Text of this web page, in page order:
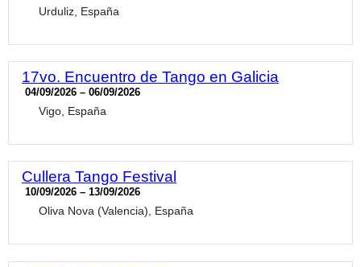
Urduliz, España
17vo. Encuentro de Tango en Galicia
04/09/2026 – 06/09/2026
Vigo, España
Cullera Tango Festival
10/09/2026 – 13/09/2026
Oliva Nova (Valencia), España